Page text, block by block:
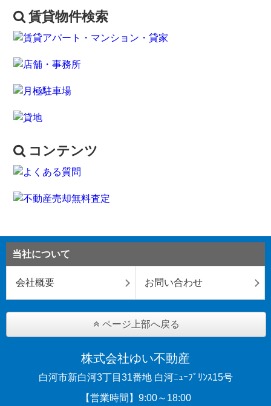
賃貸物件検索
コンテンツ
当社について
会社概要 お問い合わせ
ページ上部へ戻る
株式会社ゆい不動産
白河市新白河3丁目31番地 白河ﾆｭｰﾌﾟﾘﾝｽ15号
【営業時間】9:00～18:00